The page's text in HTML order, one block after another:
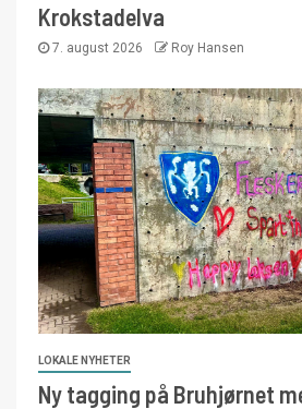
Krokstadelva
7. august 2026 Roy Hansen
LOKALE NYHETER
Ny tagging på Bruhjørnet